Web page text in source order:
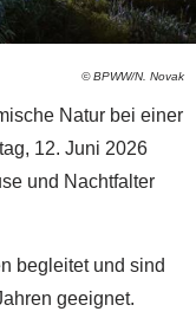
© BPWW/N. Novak
Natur bei einer
12. Juni 2026
und Nachtfalter
begleitet und sind
geeignet.